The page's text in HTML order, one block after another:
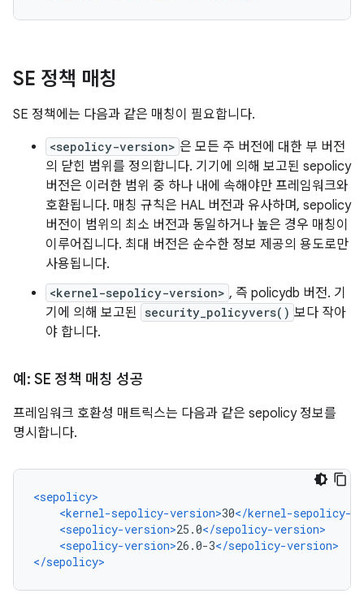
SE 정책 매칭
SE 정책에는 다음과 같은 매칭이 필요합니다.
<sepolicy-version> 은 모든 주 버전에 대한 부 버전
의 닫힌 범위를 정의합니다. 기기에 의해 보고된 sepolicy
버전은 이러한 범위 중 하나 내에 속해야만 프레임워크와
호환됩니다. 매칭 규칙은 HAL 버전과 유사하며, sepolicy
버전이 범위의 최소 버전과 동일하거나 높은 경우 매칭이
이루어집니다. 최대 버전은 순수한 정보 제공의 용도로만
사용됩니다.
<kernel-sepolicy-version> , 즉 policydb 버전. 기
기에 의해 보고된 security_policyvers() 보다 작아
야 합니다.
예: SE 정책 매칭 성공
프레임워크 호환성 매트릭스는 다음과 같은 sepolicy 정보를
명시합니다.
<sepolicy>
<kernel-sepolicy-version>30</kernel-sepolicy-
<sepolicy-version>25.0</sepolicy-version>
<sepolicy-version>26.0-3</sepolicy-version>
</sepolicy>